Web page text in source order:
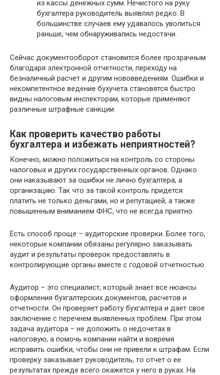
из кассы денежных сумм. Нечистого на руку
бухгалтера руководитель выявлял редко. В
большинстве случаев ему удавалось уволиться
раньше, чем обнаруживались недостачи.
Сейчас документооборот становится более прозрачным
благодаря электронной отчетности, переходу на
безналичный расчет и другим нововведениям. Ошибки и
некомпетентное ведение бухучета становятся быстро
видны налоговым инспекторам, которые применяют
различные штрафные санкции.
Как проверить качество работы
бухгалтера и избежать неприятностей?
Конечно, можно положиться на контроль со стороны
налоговых и других государственных органов. Однако
они наказывают за ошибки не лично бухгалтера, а
организацию. Так что за такой контроль придется
платить не только деньгами, но и репутацией, а также
повышенным вниманием ФНС, что не всегда приятно.
Есть способ проще – аудиторские проверки. Более того,
некоторые компании обязаны регулярно заказывать
аудит и результаты проверок предоставлять в
контролирующие органы вместе с годовой отчетностью.
Аудитор – это специалист, который знает все нюансы
оформления бухгалтерских документов, расчетов и
отчетности. Он проверяет работу бухгалтера и дает свое
заключение с перечнем выявленных проблем. При этом
задача аудитора – не доложить о недочетах в
налоговую, а помочь компании найти и вовремя
исправить ошибки, чтобы они не привели к штрафам. Если
проверку заказывает руководитель, то отчет о ее
результатах прежде всего окажется у него в руках. На